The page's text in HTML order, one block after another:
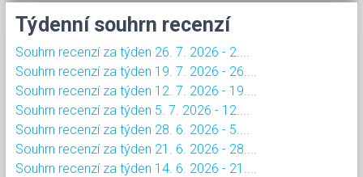
Týdenní souhrn recenzí
Souhrn recenzí za týden 26. 7. 2026 - 2....
Souhrn recenzí za týden 19. 7. 2026 - 26....
Souhrn recenzí za týden 12. 7. 2026 - 19....
Souhrn recenzí za týden 5. 7. 2026 - 12....
Souhrn recenzí za týden 28. 6. 2026 - 5....
Souhrn recenzí za týden 21. 6. 2026 - 28....
Souhrn recenzí za týden 14. 6. 2026 - 21....